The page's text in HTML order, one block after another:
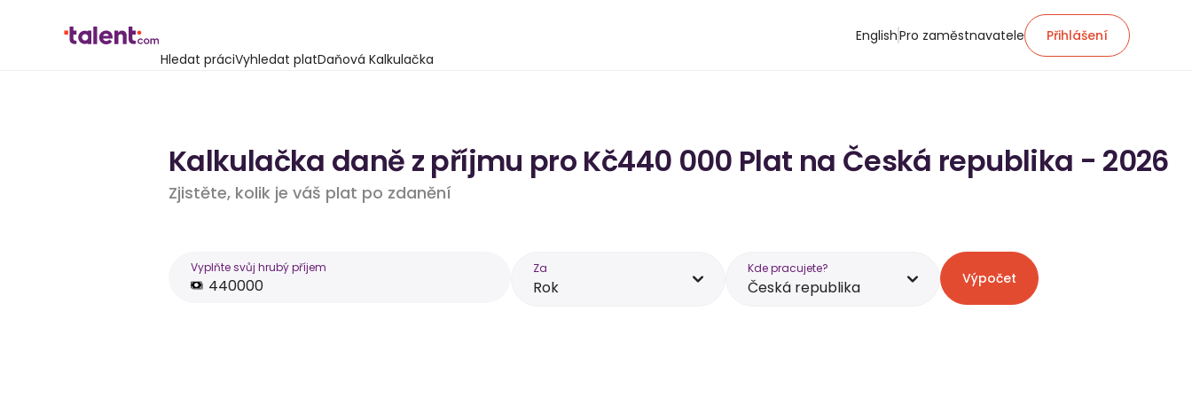
Hledat práciVyhledat platDaňová Kalkulačka
EnglishPro zaměstnavatele Přihlášení
Kalkulačka daně z příjmu pro Kč440 000 Plat na Česká republika - 2026
Zjistěte, kolik je váš plat po zdanění
Vyplňte svůj hrubý příjem Za
Rok
Kde pracujete?
Česká republika Výpočet